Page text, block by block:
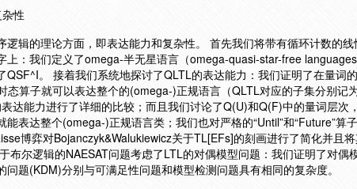
性
逻辑的理论方面，即表达能力和复杂性。 首先我们将带有循环计数的
上：我们定义了omega-半无星语言（omega-quasi-star-free
。 接着我们系统地探讨了QLTL的表达能力：我们证明了在量词的
态算子就可以表达整个的(omega-)正规语言（QLTL对应的子集分别记
达能力进行了详细的比较；而且我们讨论了Q(U)和Q(F)中的量词层次
能表达整个(omega-)正规语言类；我们也对严格的“Until”和“Future”算
博弈对Bojanczyk&Walukiewicz关于TL[EFs]的刻画进行了简化并且
布尔逻辑的NAESAT问题考虑了LTL的对偶模型问题：我们证明了对偶
问题(KDM)分别与可满足性问题和模型检测问题具有相同的复杂度。